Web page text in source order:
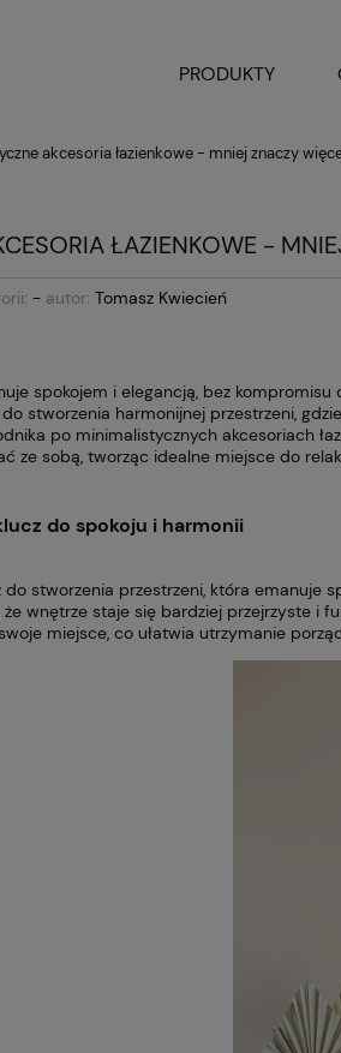
PRODUKTY
akcesoria łazienkowe - mniej znaczy
ŁAZIENKOWE -
- autor: Tomasz Kwiecień
spokojem i elegancją, bez
stworzenia harmonijnej przestrzeni,
po minimalistycznych akcesoriach
ze sobą, tworząc idealne miejsce do
do spokoju i harmonii
stworzenia przestrzeni, która emanuje
wnętrze staje się bardziej przejrzyste i
miejsce, co ułatwia utrzymanie